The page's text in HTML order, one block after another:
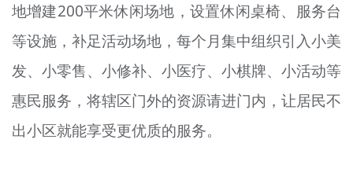
地增建200平米休闲场地，设置休闲桌椅、服务台
等设施，补足活动场地，每个月集中组织引入小美
发、小零售、小修补、小医疗、小棋牌、小活动等
惠民服务，将辖区门外的资源请进门内，让居民不
出小区就能享受更优质的服务。